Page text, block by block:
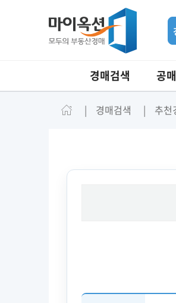
경매검색 공
경매검색 추천